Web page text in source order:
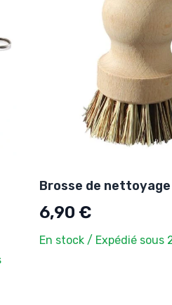
Brosse de nettoyage
6,90 €
En stock / Expédié sous